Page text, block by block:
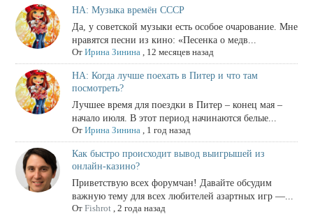
НА: Музыка времён СССР
Да, у советской музыки есть особое очарование. Мне
нравятся песни из кино: «Песенка о медв...
От Ирина Зинина, 12 месяцев назад
НА: Когда лучше поехать в Питер и что там
посмотреть?
Лучшее время для поездки в Питер – конец мая –
начало июля. В этот период начинаются белые...
От Ирина Зинина, 1 год назад
Как быстро происходит вывод выигрышей из
онлайн-казино?
Приветствую всех форумчан! Давайте обсудим
важную тему для всех любителей азартных игр —...
От Fishrot, 2 года назад